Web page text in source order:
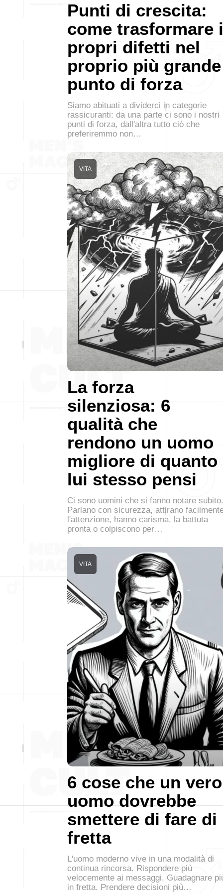
Punti di crescita:
come trasformare i
propri difetti nel
proprio più grande
punto di forza
Siamo abituati a dividerci in categorie
rassicuranti: da una parte ci sono i nostri
punti di forza, dall'altra tutto ciò che
preferiremmo non…
La forza
silenziosa: 6
qualità che
rendono un uomo
migliore di quanto
lui stesso pensi
VITA
Ci sono uomini che si fanno notare subito.
Parlano con sicurezza, attirano
l'attenzione, hanno carisma, la battuta
pronta o colpiscono per…
6 cose che un vero
uomo dovrebbe
smettere di fare di
fretta
VITA
L'uomo moderno vive in una modalità di
continua rincorsa. Rispondere più
velocemente ai messaggi. Guadagnare
in fretta. Prendere decisioni più…